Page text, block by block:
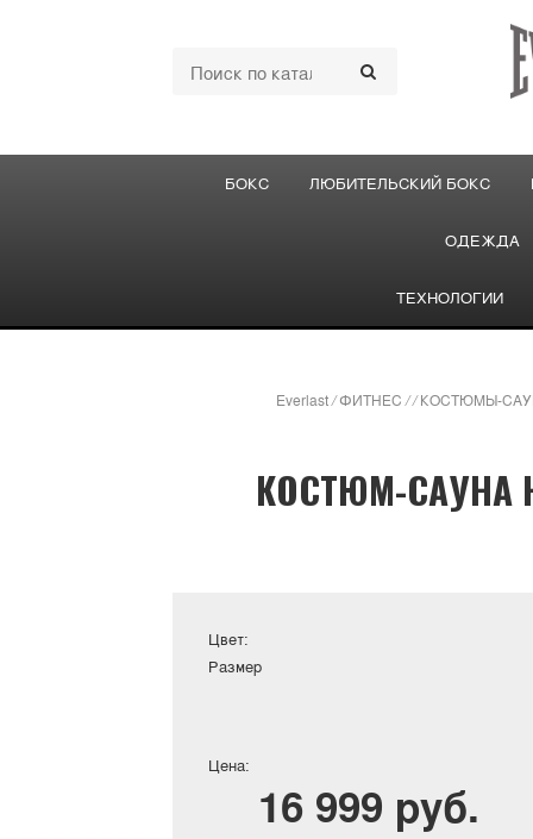
БОКС ЛЮБИТЕЛЬСКИЙ БОКС
ОДЕЖДА
ТЕХНОЛОГИИ
Everlast/ ФИТНЕС // КОСТЮМЫ-
КОСТЮМ-САУНА
Цвет:
Размер
Цена:
16 999 руб.